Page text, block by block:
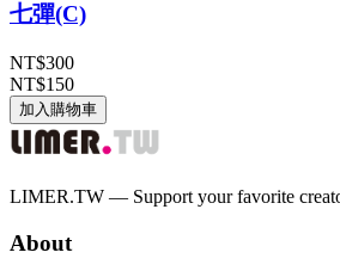
七彈(C)
NT$300
NT$150
加入購物車
LIMER.TW — Support your favorite
About